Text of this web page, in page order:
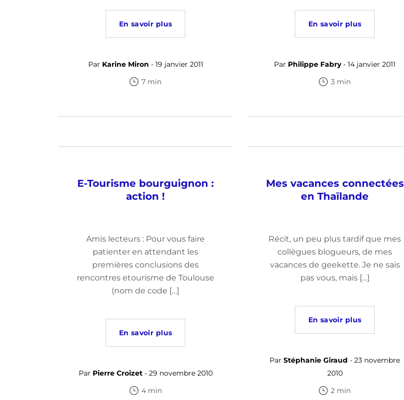
En savoir plus
Par Karine Miron - 19 janvier 2011
7 min
En savoir plus
Par Philippe Fabry- 14 janvier 2011
3 min
E-Tourisme bourguignon :
action !
Amis lecteurs : Pour vous faire
patienter en attendant les
premières conclusions des
rencontres etourisme de Toulouse
(nom de code […]
En savoir plus
Par Pierre Croizet- 29 novembre 2010
4 min
Mes vacances connectées
en Thaïlande
Récit, un peu plus tardif que mes
collègues blogueurs, de mes
vacances de geekette. Je ne sais
pas vous, mais […]
En savoir plus
Par Stéphanie Giraud - 23 novembre
2010
2 min